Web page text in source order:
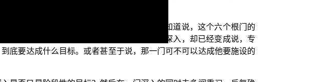
是要“入一无妄，彼六知根一时清净”。因为知道说，这个六个根门的
六知根一时清净”的目的。可是现在的一门深入，却已经变成说，专
底要达成什么目标。或者甚至于说，那一门可不可以达成他要施设的